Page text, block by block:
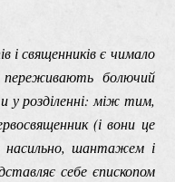
і священників є чимало
болючий
у розділенні: між тим,
(і вони це
шантажем і
себе єпископом